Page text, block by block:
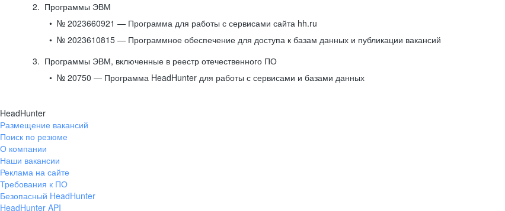
Программы ЭВМ
№ 2023660921 — Программа для работы с сервисами сайта hh.ru
№ 2023610815 — Программное обеспечение для доступа к базам данных и публикации вакансий
Программы ЭВМ, включенные в реестр отечественного ПО
№ 20750 — Программа HeadHunter для работы с сервисами и базами данных
HeadHunter
Размещение вакансий
Поиск по резюме
О компании
Наши вакансии
Реклама на сайте
Требования к ПО
Безопасный HeadHunter
HeadHunter API